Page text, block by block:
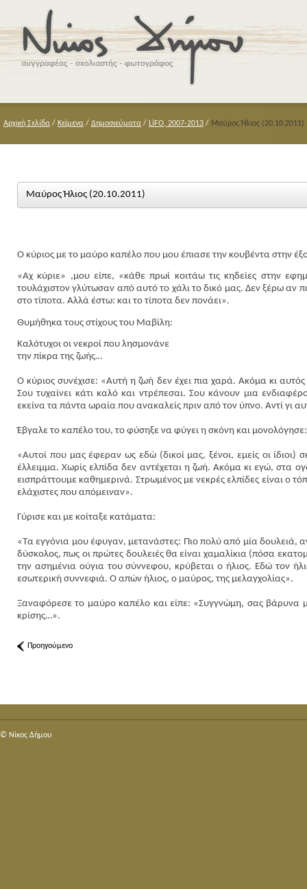
Αρχική Σελίδα / Κείμενα / Δημοσιεύματα / LiFO, 2007-2013 / Μαύρος Ήλιος (20.10.2011)
Μαύρος Ήλιος (20.10.2011)
Ο κύριος με το μαύρο καπέλο που μου έπιασε την κουβέντα στην
«Αχ κύριε» ,μου είπε, «κάθε πρωί κοιτάω τις κηδείες στην
τουλάχιστον γλύτωσαν από αυτό το χάλι το δικό μας. Δεν ξέρω
στο τίποτα. Αλλά έστω: και το τίποτα δεν πονάει».
Θυμήθηκα τους στίχους του Μαβίλη:
Καλότυχοι οι νεκροί που λησμονάνε
την πίκρα της ζωής…
Ο κύριος συνέχισε: «Αυτή η ζωή δεν έχει πια χαρά. Ακόμα κι
Σου τυχαίνει κάτι καλό και ντρέπεσαι. Σου κάνουν μια
εκείνα τα πάντα ωραία που ανακαλείς πριν από τον ύπνο. Αντί γι
Έβγαλε το καπέλο του, το φύσηξε να φύγει η σκόνη και μονολόγησε:
«Αυτοί που μας έφεραν ως εδώ (δικοί μας, ξένοι, εμείς οι ίδιοι)
έλλειμμα. Χωρίς ελπίδα δεν αντέχεται η ζωή. Ακόμα κι εγώ, στα
εισπράττουμε καθημερινά. Στρωμένος με νεκρές ελπίδες είναι ο
ελάχιστες που απόμειναν».
Γύρισε και με κοίταξε κατάματα:
«Τα εγγόνια μου έφυγαν, μετανάστες: Πιο πολύ από μία δουλειά,
δύσκολος, πως οι πρώτες δουλειές θα είναι χαμαλίκια (πόσα
την ασημένια ούγια του σύννεφου, κρύβεται ο ήλιος. Εδώ τον
εσωτερική συννεφιά. Ο απών ήλιος, ο μαύρος, της μελαγχολίας».
Ξαναφόρεσε το μαύρο καπέλο και είπε: «Συγγνώμη, σας βάρυνα
κρίσης…».
Προηγούμενο
© Nίκος Δήμου